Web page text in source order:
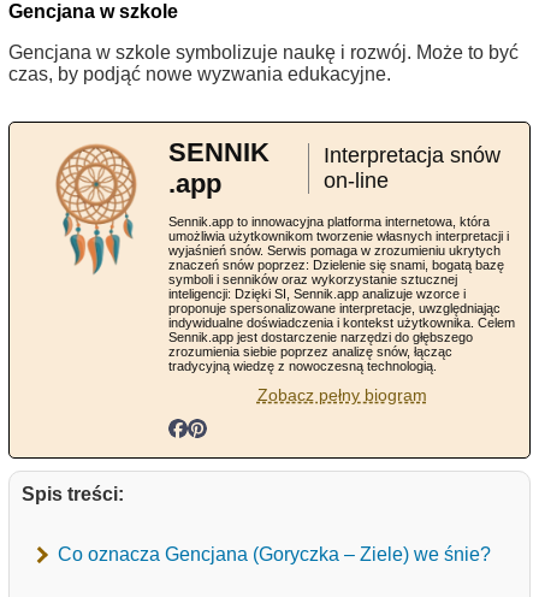
Gencjana w szkole
Gencjana w szkole symbolizuje naukę i rozwój. Może to być
czas, by podjąć nowe wyzwania edukacyjne.
SENNIK
.app
Interpretacja snów
on-line
Sennik.app to innowacyjna platforma internetowa, która
umożliwia użytkownikom tworzenie własnych interpretacji i
wyjaśnień snów. Serwis pomaga w zrozumieniu ukrytych
znaczeń snów poprzez: Dzielenie się snami, bogatą bazę
symboli i senników oraz wykorzystanie sztucznej
inteligencji: Dzięki SI, Sennik.app analizuje wzorce i
proponuje spersonalizowane interpretacje, uwzględniając
indywidualne doświadczenia i kontekst użytkownika. Celem
Sennik.app jest dostarczenie narzędzi do głębszego
zrozumienia siebie poprzez analizę snów, łącząc
tradycyjną wiedzę z nowoczesną technologią.
Zobacz pełny biogram
Spis treści:
Co oznacza Gencjana (Goryczka – Ziele) we śnie?